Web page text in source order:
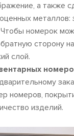
а также
металлов:
номерок
сторону
слой.
номеров,
изделий.